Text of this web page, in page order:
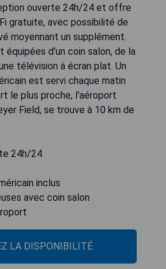
ouverte 24h/24 et offre
gratuite, avec possibilité de
moyennant un supplément.
équipées d'un coin salon, de la
télévision à écran plat. Un
est servi chaque matin
le plus proche, l'aéroport
Field, se trouve à 10 km de
24h/24
inclus
avec coin salon
LA DISPONIBILITÉ